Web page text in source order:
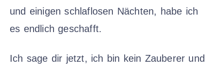
und einigen schlaflosen Nächten, habe ich
es endlich geschafft.
Ich sage dir jetzt, ich bin kein Zauberer und